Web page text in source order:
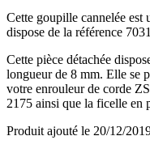
Cette goupille cannelée
dispose de la référence
Cette pièce détachée
longueur de 8 mm. Elle se
votre enrouleur de corde
2175 ainsi que la ficelle en
Produit ajouté le 20/12/